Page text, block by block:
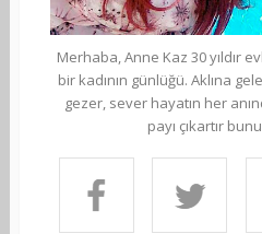
Merhaba, Anne Kaz 30 yıldır
bir kadının günlüğü. Aklına
gezer, sever hayatın her
payı çıkartır